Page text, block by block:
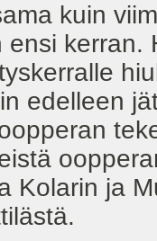
kuin
ensi
edelleen
Kolarin ja